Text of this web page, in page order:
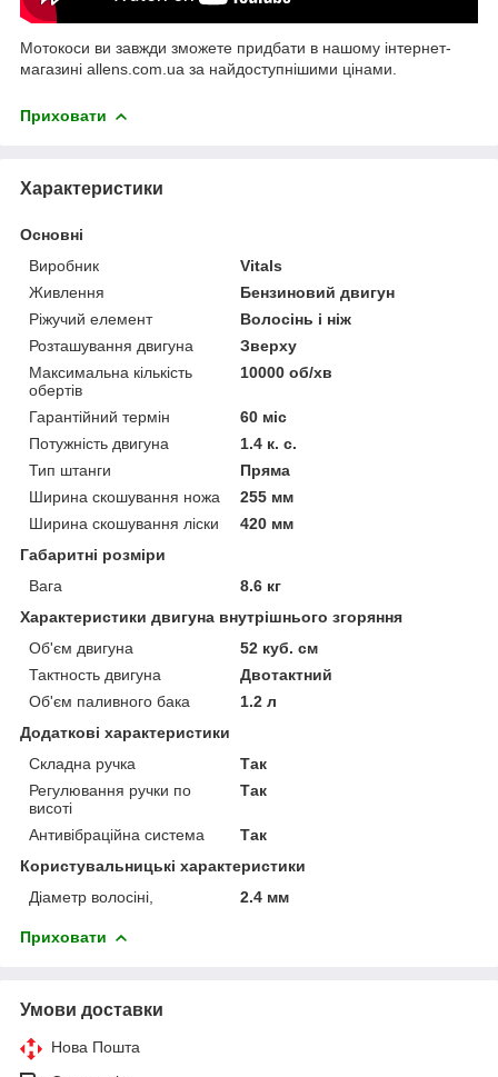
Мотокоси ви завжди зможете придбати в нашому інтернет-
магазині allens.com.ua за найдоступнішими цінами.
Приховати
Характеристики
Основні
Виробник
Vitals
Живлення
Бензиновий двигун
Ріжучий елемент
Волосінь і ніж
Розташування двигуна
Зверху
Максимальна кількість
обертів
10000 об/хв
Гарантійний термін
60 міс
Потужність двигуна
1.4 к. с.
Тип штанги
Пряма
Ширина скошування ножа
255 мм
Ширина скошування ліски
420 мм
Габаритні розміри
Вага
8.6 кг
Характеристики двигуна внутрішнього згоряння
Об'єм двигуна
52 куб. см
Тактность двигуна
Двотактний
Об'єм паливного бака
1.2 л
Додаткові характеристики
Складна ручка
Так
Регулювання ручки по
висоті
Так
Антивібраційна система
Так
Користувальницькі характеристики
Діаметр волосіні,
2.4 мм
Приховати
Умови доставки
Нова Пошта